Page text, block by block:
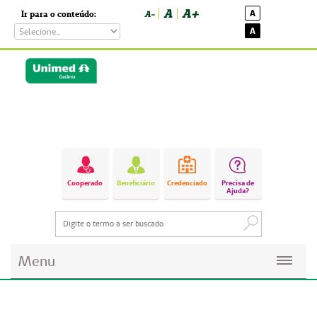
Ir para o conteúdo: A- A A+
A
A
Cooperado Beneficiário Credenciado
Precisa de
Ajuda?
Menu